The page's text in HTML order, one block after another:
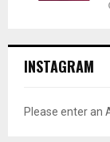
INSTAGRAM
Please enter an